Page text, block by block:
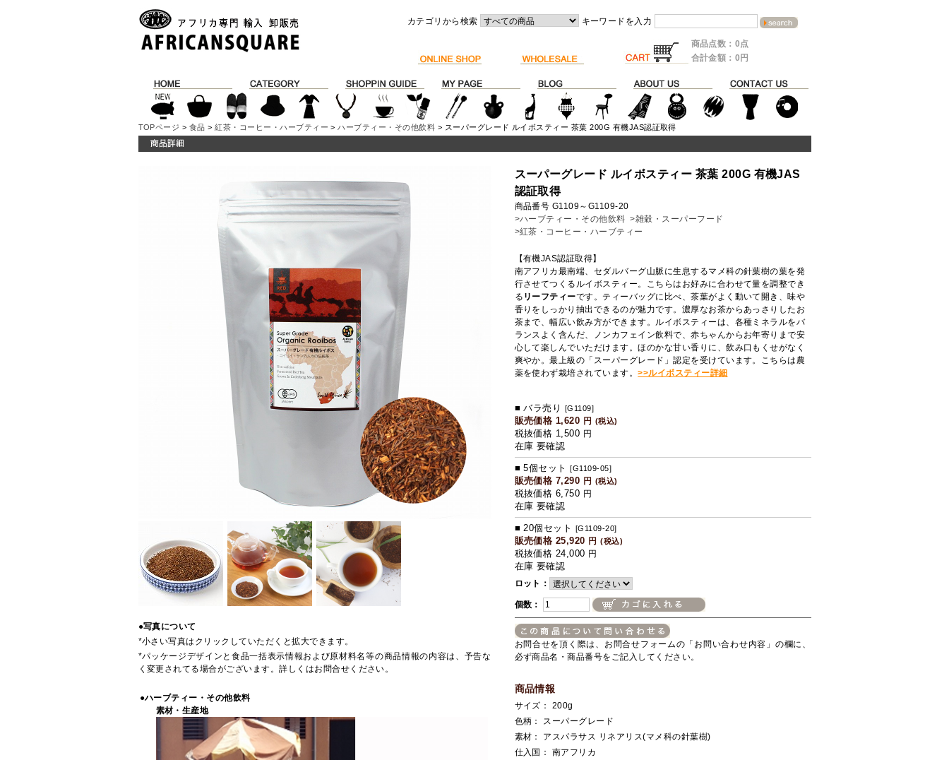
カテゴリから検索 キーワードを入力
商品点数：0点
合計金額：0円
TOPページ > 食品 >紅茶・コーヒー・ハーブティー >ハーブティー・その他飲料 > スーパーグレード ルイボスティー 茶葉 200G 有機JAS認証取得
●写真について
*小さい写真はクリックしていただくと拡大できます。
*パッケージデザインと食品一括表示情報および原材料名等の商品情報の内容は、予告な
く変更されてる場合がございます。詳しくはお問合せください。
●ハーブティー・その他飲料
素材・生産地
スーパーグレード ルイボスティー 茶葉 200G 有機JAS
認証取得
商品番号 G1109～G1109-20
>ハーブティー・その他飲料 >雑穀・スーパーフード
>紅茶・コーヒー・ハーブティー
【有機JAS認証取得】
南アフリカ最南端、セダルバーグ山脈に生息するマメ科の針葉樹の葉を発
行させてつくるルイボスティー。こちらはお好みに合わせて量を調整でき
る リーフティーです。ティーバッグに比べ、茶葉がよく動いて開き、味や
香りをしっかり抽出できるのが魅力です。濃厚なお茶からあっさりしたお
茶まで、幅広い飲み方ができます。ルイボスティーは、各種ミネラルをバ
ランスよく含んだ、ノンカフェイン飲料で、赤ちゃんからお年寄りまで安
心して楽しんでいただけます。ほのかな甘い香りに、飲み口もくせがなく
爽やか。最上級の「スーパーグレード」認定を受けています。こちらは農
薬を使わず栽培されています。>>ルイボスティー詳細
■ バラ売り [G1109]
販売価格 1,620 円 (税込)
税抜価格 1,500 円
在庫 要確認
■ 5個セット[G1109-05]
販売価格 7,290 円 (税込)
税抜価格 6,750 円
在庫 要確認
■ 20個セット [G1109-20]
販売価格 25,920 円 (税込)
税抜価格 24,000 円
在庫 要確認
ロット：
個数：
お問合せを頂く際は、お問合せフォームの「お問い合わせ内容」の欄に、
必ず商品名・商品番号をご記入してください。
商品情報
サイズ： 200g
色柄： スーパーグレード
素材： アスパラサス リネアリス(マメ科の針葉樹)
仕入国： 南アフリカ